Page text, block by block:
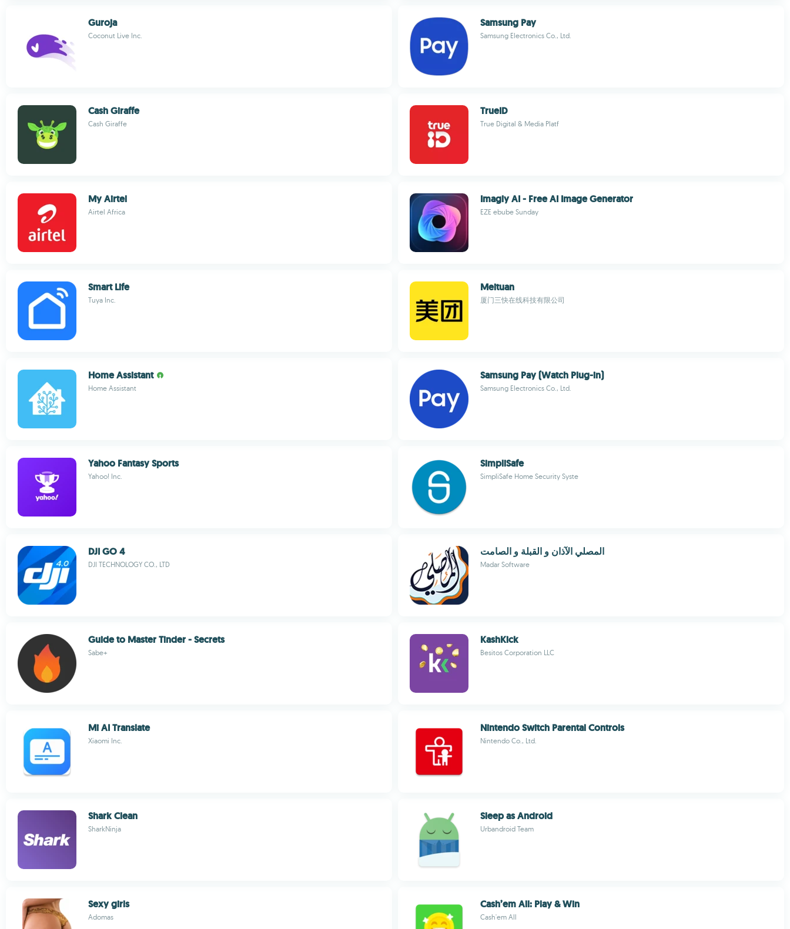
Guroja
Coconut Live Inc.
Samsung Pay
Samsung Electronics Co., Ltd.
Cash Giraffe
Cash Giraffe
TrueID
True Digital & Media Platf
My Airtel
Airtel Africa
Imagly AI - Free AI Image Generator
EZE ebube Sunday
Smart Life
Tuya Inc.
Meituan
厦门三快在线科技有限公司
Home Assistant
Home Assistant
Samsung Pay (Watch Plug-in)
Samsung Electronics Co., Ltd.
Yahoo Fantasy Sports
Yahoo! Inc.
SimpliSafe
SimpliSafe Home Security Syste
DJI GO 4
DJI TECHNOLOGY CO., LTD
المصلي الآذان و القبلة و الصامت
Madar Software
Guide to Master Tinder - Secrets
Sabe+
KashKick
Besitos Corporation LLC
Mi AI Translate
Xiaomi Inc.
Nintendo Switch Parental Controls
Nintendo Co., Ltd.
Shark Clean
SharkNinja
Sleep as Android
Urbandroid Team
Sexy girls
Adomas
Cash’em All: Play & Win
Cash'em All